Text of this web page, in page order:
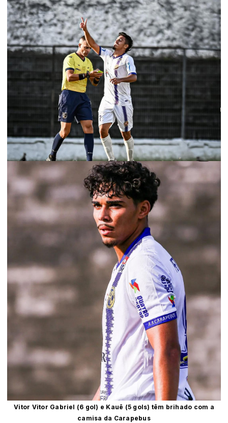
Vitor Vitor Gabriel (6 gol) e Kauê (5 gols) têm brihado com a
camisa da Carapebus